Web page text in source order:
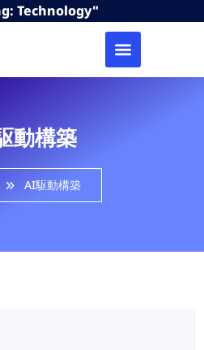
Technology"
動構築
AI駆動構築